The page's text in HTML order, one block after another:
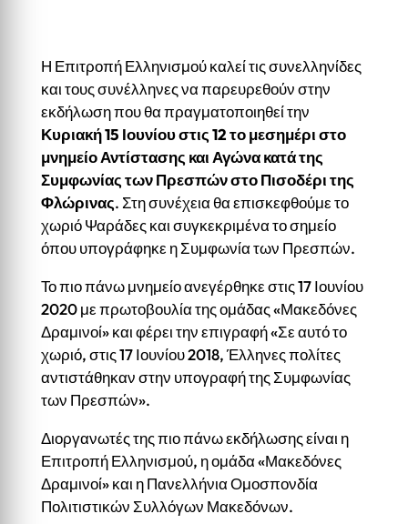
Η Επιτροπή Ελληνισμού καλεί τις συνελληνίδες
και τους συνέλληνες να παρευρεθούν στην
εκδήλωση που θα πραγματοποιηθεί την
Κυριακή 15 Ιουνίου στις 12 το μεσημέρι στο
μνημείο Αντίστασης και Αγώνα κατά της
Συμφωνίας των Πρεσπών στο Πισοδέρι της
Φλώρινας. Στη συνέχεια θα επισκεφθούμε το
χωριό Ψαράδες και συγκεκριμένα το σημείο
όπου υπογράφηκε η Συμφωνία των Πρεσπών.
Το πιο πάνω μνημείο ανεγέρθηκε στις 17 Ιουνίου
2020 με πρωτοβουλία της ομάδας «Μακεδόνες
Δραμινοί» και φέρει την επιγραφή «Σε αυτό το
χωριό, στις 17 Ιουνίου 2018, Έλληνες πολίτες
αντιστάθηκαν στην υπογραφή της Συμφωνίας
των Πρεσπών».
Διοργανωτές της πιο πάνω εκδήλωσης είναι η
Επιτροπή Ελληνισμού, η ομάδα «Μακεδόνες
Δραμινοί» και η Πανελλήνια Ομοσπονδία
Πολιτιστικών Συλλόγων Μακεδόνων.